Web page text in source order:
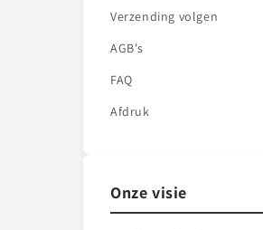
Verzending volgen
AGB's
FAQ
Afdruk
Onze visie